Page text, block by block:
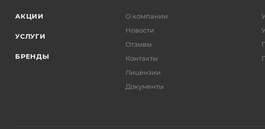
АКЦИИ
УСЛУГИ
БРЕНДЫ
О компании
Новости
Отзывы
Контакты
Лицензии
Документы